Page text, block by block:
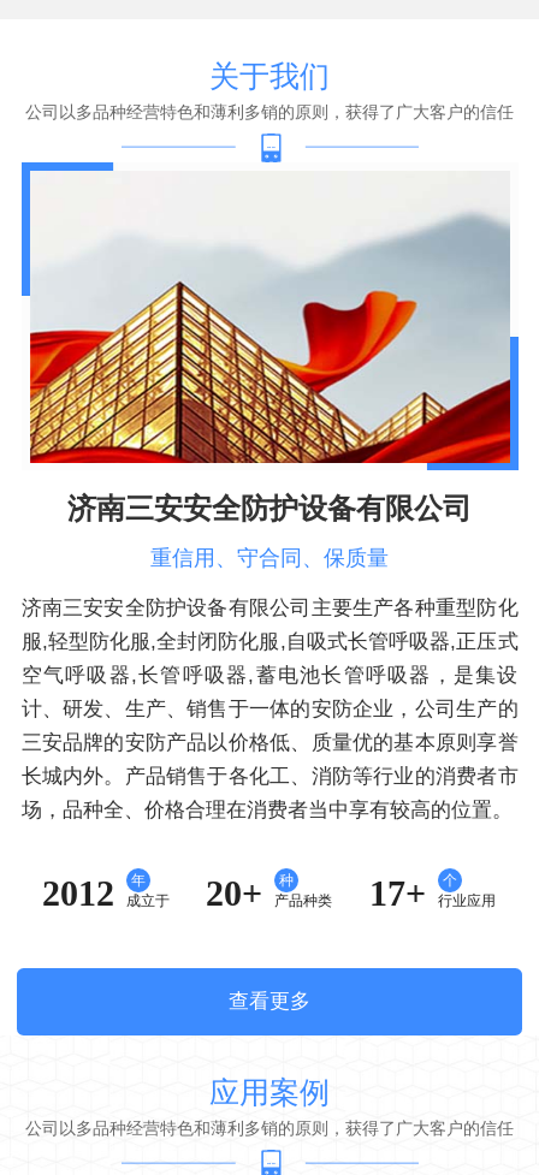
关于我们
公司以多品种经营特色和薄利多销的原则，获得了广大客户的信任
济南三安安全防护设备有限公司
重信用、守合同、保质量
济南三安安全防护设备有限公司主要生产各种重型防化
服,轻型防化服,全封闭防化服,自吸式长管呼吸器,正压式
空气呼吸器,长管呼吸器,蓄电池长管呼吸器，是集设
计、研发、生产、销售于一体的安防企业，公司生产的
三安品牌的安防产品以价格低、质量优的基本原则享誉
长城内外。产品销售于各化工、消防等行业的消费者市
场，品种全、价格合理在消费者当中享有较高的位置。
2012
年
成立于
20+
种
产品种类
17+
个
行业应用
查看更多
应用案例
公司以多品种经营特色和薄利多销的原则，获得了广大客户的信任